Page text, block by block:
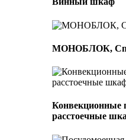
МОНОБЛОК,
Конвекционные
расстоечные